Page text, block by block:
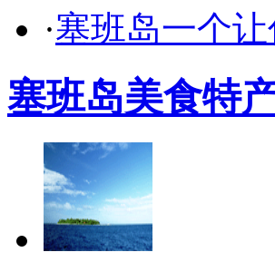
·塞班岛一个
塞班岛美食特